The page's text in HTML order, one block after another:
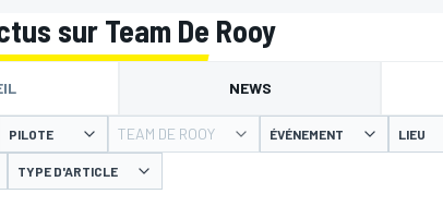
sur Team De Rooy
NEWS
PILOTE TEAM DE ROOY ÉVÉNEMENT LIEU
TYPE D'ARTICLE